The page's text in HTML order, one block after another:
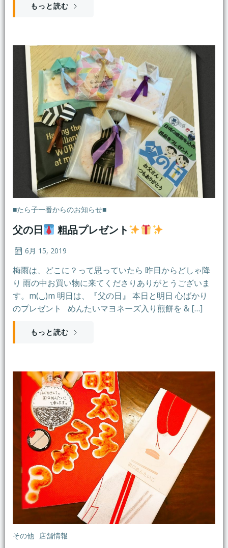
もっと読む
■たら子一番からのお知らせ■
父の日 粗品プレゼント
6月 15, 2019
梅雨は、どこに？って思っていたら 昨日からどしゃ降
り 雨の中お買い物に来てくださりありがとうございま
す。m(._.)m 明日は、『父の日』 本日と明日 心ばかり
のプレゼント めんたいマヨネーズ入り煎餅を & […]
もっと読む
その他 店舗情報